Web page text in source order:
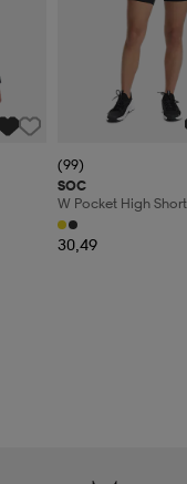
(99)
SOC
W Pocket High
30,49